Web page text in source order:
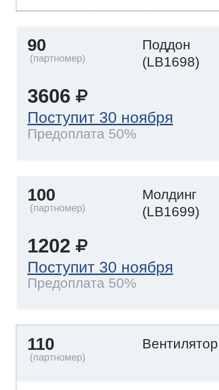
90
Поддон
(LB1698)
3606
Поступит 30 ноября
Предоплата 50%
100
Молдинг
(LB1699)
1202
Поступит 30 ноября
Предоплата 50%
110